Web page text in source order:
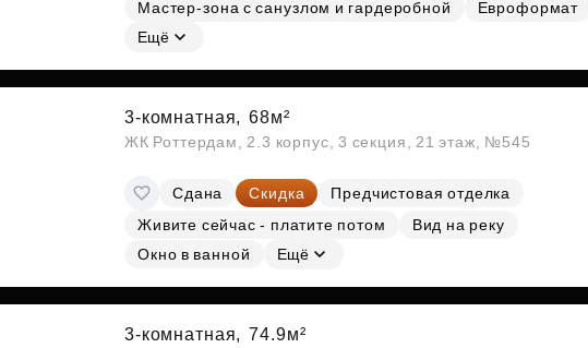
СубсидииМастер-зона с санузлом и гардеробной
Евроформат
Ещё
3-комнатная, 68м²
ЖК Роттердам, 2.3 корпус, 3 секция, 21 этаж, №545
Сдана Скидка
Предчистовая отделка
Живите сейчас - платите потом
Вид на реку
Окно в ванной
Ещё
3-комнатная, 74.9м²